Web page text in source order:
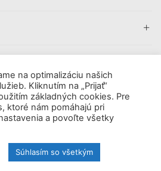
s.r.o. . All Rights Reserved.
používajú súbory cookie. Viac
informáciítu.
na optimalizáciu našich
Kliknutím na „Prijať“
základných cookies. Pre
ktoré nám pomáhajú pri
a povoľte všetky
Súhlasím so všetkým